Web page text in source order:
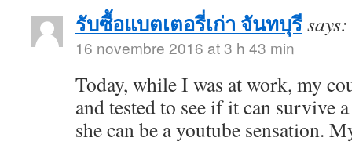
รับซื้อแบตเตอรี่เก่า จันทบุรีsays:
16 novembre 2016 at 3 h 43 min
Today, while I was at work, my
and tested to see if it can survive
she can be a youtube sensation.